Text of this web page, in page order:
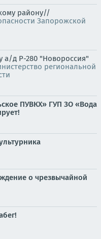
району//
Запорожской
а/д Р-280 "Новороссия"
региональной
ПУВКХ» ГУП ЗО «Вода
о чрезвычайной